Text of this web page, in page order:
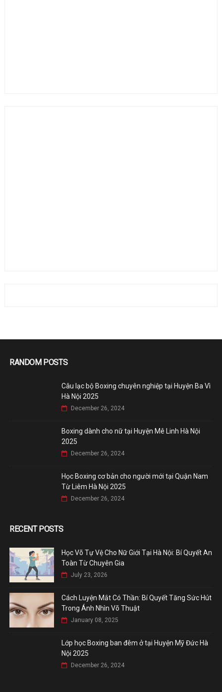
RANDOM POSTS
Câu lạc bộ Boxing chuyên nghiệp tại Huyện Ba Vì
Hà Nội 2025
December 26, 2024
Boxing dành cho nữ tại Huyện Mê Linh Hà Nội
2025
December 26, 2024
Học Boxing cơ bản cho người mới tại Quận Nam
Từ Liêm Hà Nội 2025
December 26, 2024
RECENT POSTS
Học Võ Tự Vệ Cho Nữ Giới Tại Hà Nội: Bí Quyết An
Toàn Từ Chuyên Gia
July 23, 2026
Cách Luyện Mắt Có Thần: Bí Quyết Tăng Sức Hút
Trong Ánh Nhìn Võ Thuật
January 08, 2025
Lớp học Boxing ban đêm ở tại Huyện Mỹ Đức Hà
Nội 2025
December 26, 2024